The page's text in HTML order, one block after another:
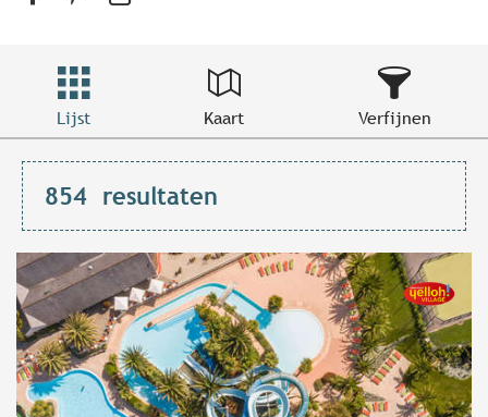
Lijst Kaart Verfijnen
854 resultaten